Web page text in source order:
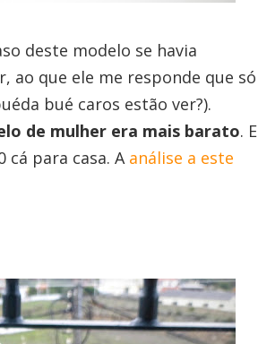
deste modelo se havia
ao que ele me responde que só
bué caros estão ver?).
de mulher era mais barato. E
cá para casa. A análise a este